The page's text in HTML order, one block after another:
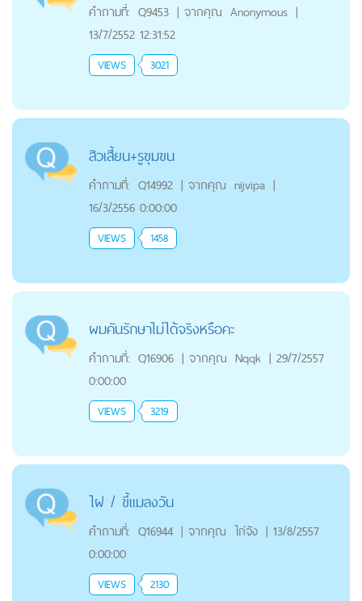
คำถามที่: Q9453 | จากคุณ Anonymous |
13/7/2552 12:31:52
VIEWS 3021
สิวเสี้ยน+รูขุมขน
คำถามที่: Q14992 | จากคุณ nijvipa |
16/3/2556 0:00:00
VIEWS 1458
ผมคันรักษาไม่ได้จริงหรือคะ
คำถามที่: Q16906 | จากคุณ Nqqk | 29/7/2557
0:00:00
VIEWS 3219
ไฝ / ขี้แมลงวัน
คำถามที่: Q16944 | จากคุณ ไก่จัง | 13/8/2557
0:00:00
VIEWS 2130